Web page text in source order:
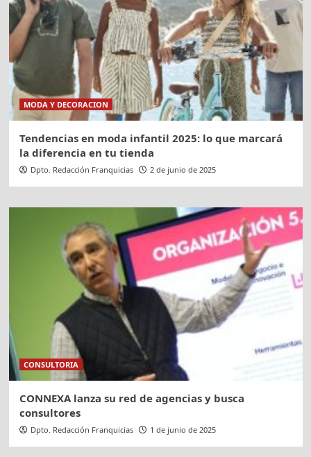
MODA Y DECORACION
Tendencias en moda infantil 2025: lo que marcará
la diferencia en tu tienda
Dpto. Redacción Franquicias 2 de junio de 2025
CONSULTORIA
CONNEXA lanza su red de agencias y busca
consultores
Dpto. Redacción Franquicias 1 de junio de 2025